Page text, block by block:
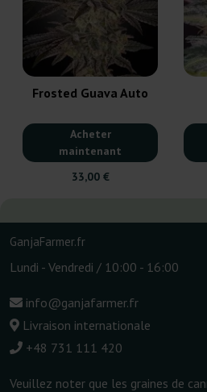
Frosted Guava Auto
Acheter
maintenant
33,00 €
GanjaFarmer.fr
Lundi - Vendredi / 10:00 - 16:00
info@ganjafarmer.fr
Livraison internationale
+48 731 111 420
Veuillez noter que les graines de